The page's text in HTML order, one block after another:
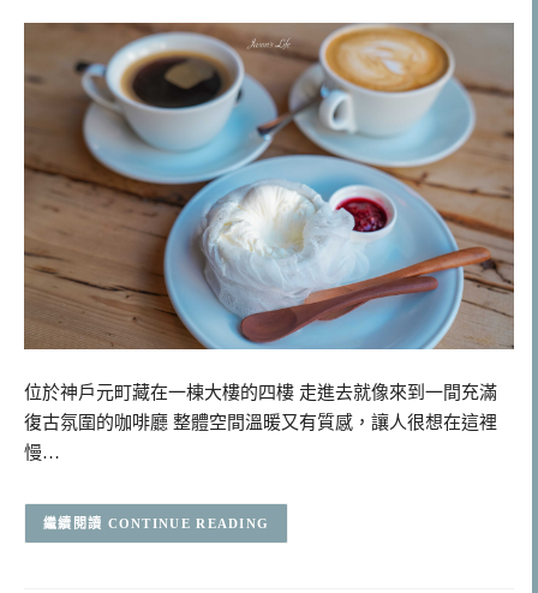
位於神戶元町藏在一棟大樓的四樓 走進去就像來到一間充滿
復古氛圍的咖啡廳 整體空間溫暖又有質感，讓人很想在這裡
慢…
CONTINUE READING